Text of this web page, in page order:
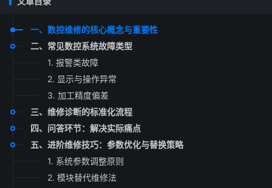
一、数控维修的核心概念与重要性
二、常见数控系统故障类型
1. 报警类故障
2. 显示与操作异常
3. 加工精度偏差
三、维修诊断的标准化流程
四、问答环节：解决实际痛点
五、进阶维修技巧：参数优化与替换策略
1. 系统参数调整原则
2. 模块替代维修法